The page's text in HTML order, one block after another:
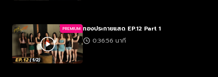
PREMIUM ทองประกายแสด EP.12 Part 1
0:36:56 นาที